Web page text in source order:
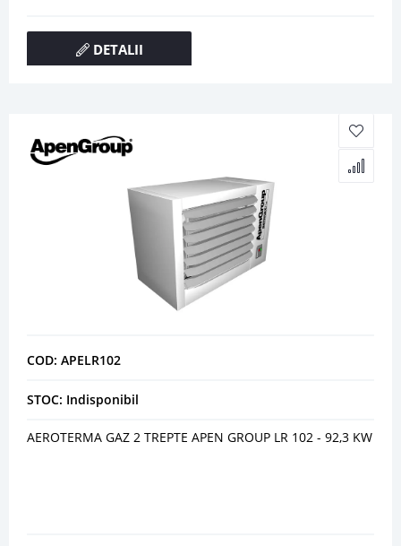
DETALII
COD: APELR102
STOC: Indisponibil
AEROTERMA GAZ 2 TREPTE APEN GROUP LR 102 - 92,3 KW